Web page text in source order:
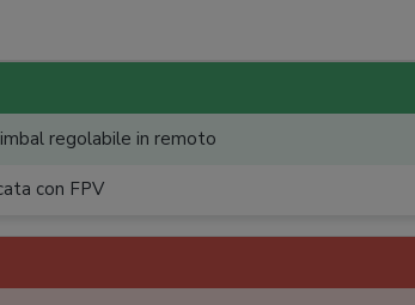
regolabile in remoto
con FPV